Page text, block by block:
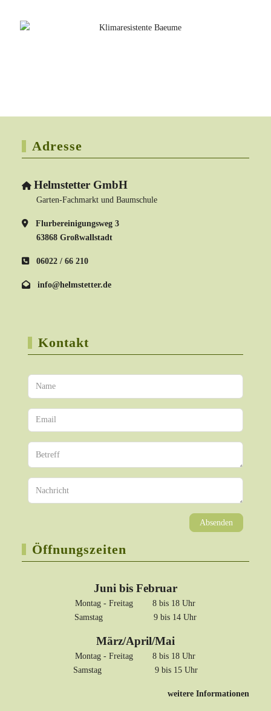
Adresse
Helmstetter GmbH
Garten-Fachmarkt und Baumschule
Flurbereinigungsweg 3
63868 Großwallstadt
06022 / 66 210
info@helmstetter.de
Kontakt
Absenden
Öffnungszeiten
Juni bis Februar
Montag - Freitag 8 bis 18 Uhr
Samstag 9 bis 14 Uhr
März/April/Mai
Montag - Freitag 8 bis 18 Uhr
Samstag 9 bis 15 Uhr
weitere Informationen